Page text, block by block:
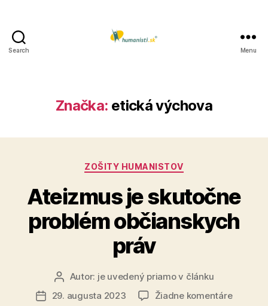
Search Menu
Značka: etická výchova
Kategórie
ZOŠITY HUMANISTOV
Ateizmus je skutočne
problém občianskych
práv
Autor
článku
Autor: je uvedený priamo v článku
Dátum
29. augusta 2023 Žiadne komentárena